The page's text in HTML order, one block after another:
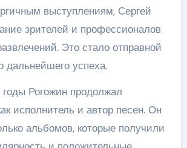
выступлениям, Сергей
зрителей и профессионалов
Это стало отправной
дальнейшего успеха.
Рогожин продолжал
исполнитель и автор песен. Он
альбомов, которые получили